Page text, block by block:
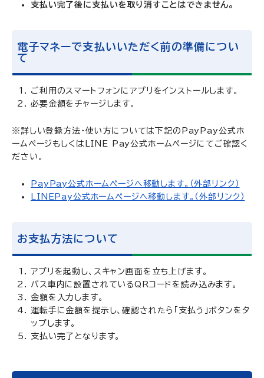
支払い完了後に支払いを取り消すことはできません。
電子マネーで支払いいただく前の準備につい
て
ご利用のスマートフォンにアプリをインストールします。
必要金額をチャージします。
※詳しい登録方法・使い方については下記のPayPay公式ホ
ームページもしくはLINE Pay公式ホームページにてご確認く
ださい。
PayPay公式ホームページへ移動します。（外部リンク）
LINEPay公式ホームページへ移動します。（外部リンク）
お支払方法について
アプリを起動し、スキャン画面を立ち上げます。
バス車内に設置されているQRコードを読み込みます。
金額を入力します。
運転手に金額を提示し、確認されたら「支払う」ボタンをタ
ップします。
支払い完了となります。